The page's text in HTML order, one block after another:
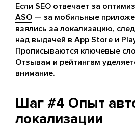
Если SEO отвечает за
ASO — за мобильные
взялись за локализацию,
над выдачей в App Store и
Прописываются ключевые
Отзывам и рейтингам
внимание.
Шаг #4 Опыт
локализации